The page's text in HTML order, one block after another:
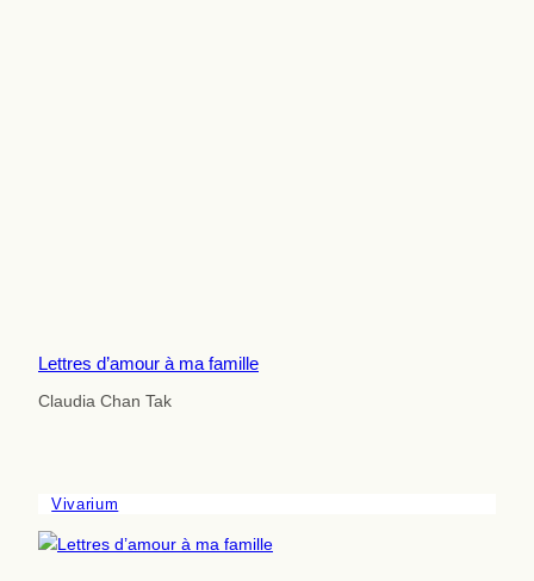
Lettres d’amour à ma famille
Claudia Chan Tak
Vivarium